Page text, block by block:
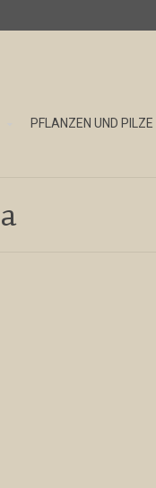
PFLANZEN UND PILZE